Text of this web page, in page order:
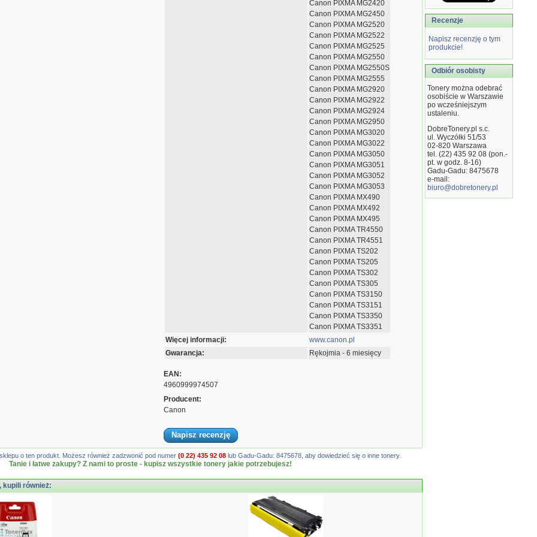
Canon PIXMA MG2420
Canon PIXMA MG2450
Canon PIXMA MG2520
Canon PIXMA MG2522
Canon PIXMA MG2525
Canon PIXMA MG2550
Canon PIXMA MG2550S
Canon PIXMA MG2555
Canon PIXMA MG2920
Canon PIXMA MG2922
Canon PIXMA MG2924
Canon PIXMA MG2950
Canon PIXMA MG3020
Canon PIXMA MG3022
Canon PIXMA MG3050
Canon PIXMA MG3051
Canon PIXMA MG3052
Canon PIXMA MG3053
Canon PIXMA MX490
Canon PIXMA MX492
Canon PIXMA MX495
Canon PIXMA TR4550
Canon PIXMA TR4551
Canon PIXMA TS202
Canon PIXMA TS205
Canon PIXMA TS302
Canon PIXMA TS305
Canon PIXMA TS3150
Canon PIXMA TS3151
Canon PIXMA TS3350
Canon PIXMA TS3351
Więcej informacji:
www.canon.pl
Gwarancja:
Rękojmia - 6 miesięcy
EAN:
4960999974507
Producent:
Canon
Napisz recenzję
o ten produkt. Możesz również zadzwonić pod numer (0 22) 435 92 08lub Gadu-Gadu: 8475678, aby dowiedzieć się o inne tonery.
Tanie i łatwe zakupy? Z nami to proste - kupisz wszystkie tonery jakie potrzebujesz!
kupili również:
Recenzje
Napisz recenzję o tym
produkcie!
Odbiór osobisty
Tonery można odebrać
osobiście w Warszawie
po wcześniejszym
ustaleniu.
DobreTonery.pl s.c.
ul. Wyczółki 51/53
02-820 Warszawa
tel. (22) 435 92 08 (pon.-
pt. w godz. 8-16)
Gadu-Gadu: 8475678
e-mail:
biuro@dobretonery.pl